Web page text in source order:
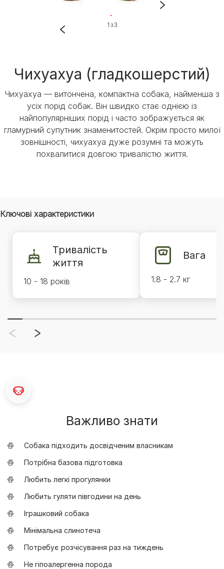
Чихуахуа (гладкошерстий)
Чихуахуа — витончена, компактна собака, найменша з
усіх порід собак. Він швидко стає однією із
найпопулярніших порід і часто зображується як
гламурний супутник знаменитостей. Окрім просто милої
зовнішності, чихуахуа дуже розумні та можуть
похвалитися довгою тривалістю життя.
1 з 3
Ключові характеристики
Тривалість
життя
10 - 18 років
Вага
1.8 - 2.7 кг
Важливо знати
Собака підходить досвідченим власникам
Потрібна базова підготовка
Любить легкі прогулянки
Любить гуляти півгодини на день
Іграшковий собака
Мінімальна слинотеча
Потребує розчісування раз на тиждень
Не гіпоалергенна порода